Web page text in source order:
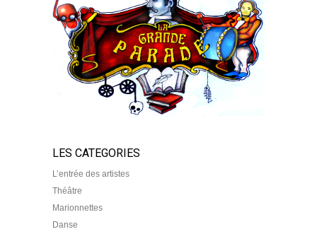
LES CATEGORIES
L’entrée des artistes
Théâtre
Marionnettes
Danse